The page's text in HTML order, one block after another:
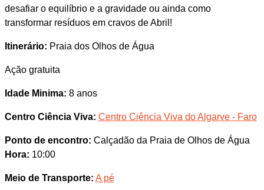
desafiar o equilíbrio e a gravidade ou ainda como
transformar resíduos em cravos de Abril!
Itinerário: Praia dos Olhos de Água
Ação gratuita
Idade Minima: 8 anos
Centro Ciência Viva: Centro Ciência Viva do Algarve - Faro
Ponto de encontro: Calçadão da Praia de Olhos de Água
Hora: 10:00
Meio de Transporte: A pé